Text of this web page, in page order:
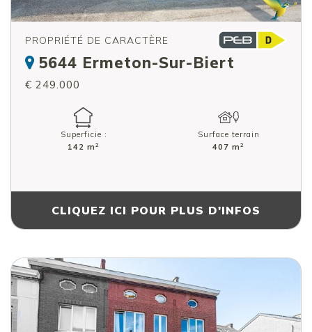
PROPRIÉTÉ DE CARACTÈRE
5644 Ermeton-Sur-Biert
€ 249.000
Superficie :
142 m 2
Surface terrain
407 m 2
CLIQUEZ ICI POUR PLUS D'INFOS